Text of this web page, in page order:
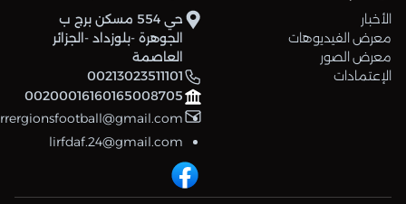
الأخبار
معرض الفيديوهات
معرض الصور
الإعتمادات
حي 554 مسكن برج ب
الجوهرة -بلوزداد -الجزائر
العاصمة
00213023511101
00200016160165008705
lirfdaf.24@gmail.com